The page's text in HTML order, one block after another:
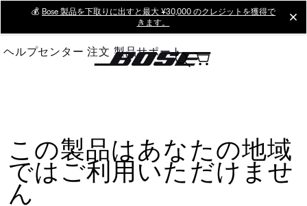
Main
💰 Bose 製品を下取りに出すと最大 ¥30,000 のクレジットを獲得で
きます。
ヘルプセンター 注文 製品サポート
この製品はあなたの地域
ではご利用いただけませ
ん